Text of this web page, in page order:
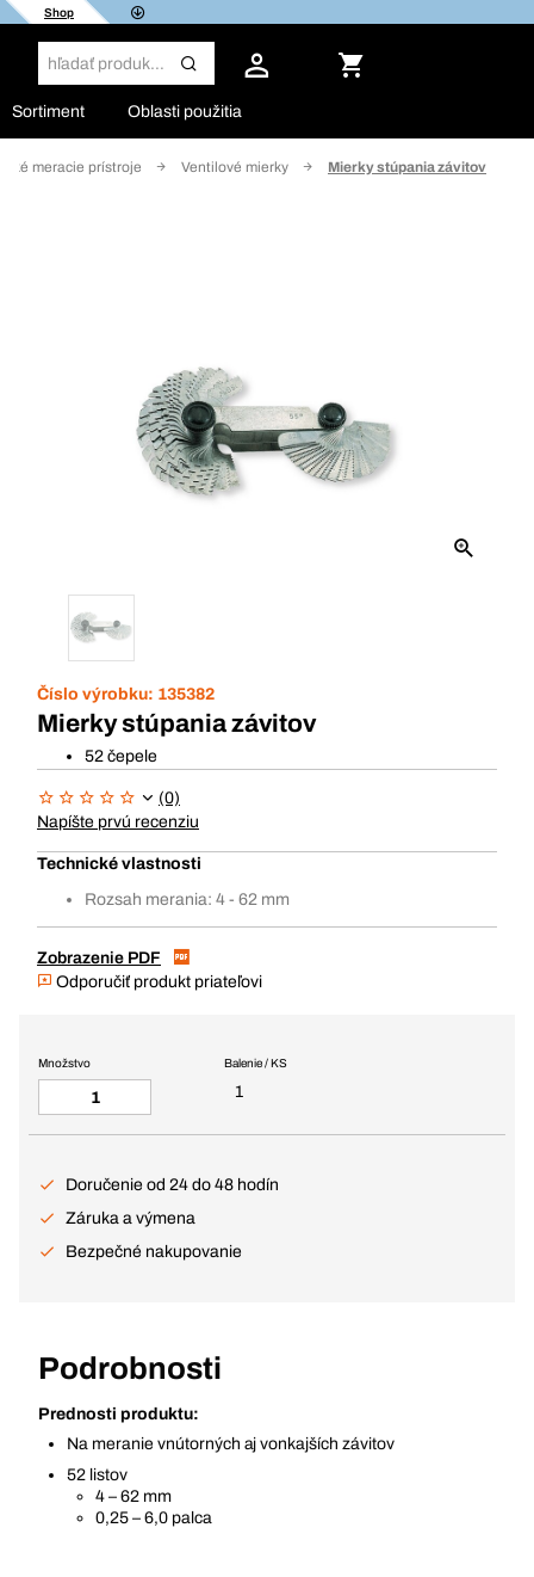
Shop
Sortiment Oblasti použitia
meracie prístroje Ventilové mierky Mierky stúpania závitov
Číslo výrobku: 135382
Mierky stúpania závitov
52 čepele
(0)
Napíšte prvú recenziu
Technické vlastnosti
Rozsah merania: 4 - 62 mm
Zobrazenie PDF
Odporučiť produkt priateľovi
Balenie / KS
1
Množstvo
Doručenie od 24 do 48 hodín
Záruka a výmena
Bezpečné nakupovanie
Podrobnosti
Prednosti produktu:
Na meranie vnútorných aj vonkajších závitov
52 listov
4 – 62 mm
0,25 – 6,0 palca